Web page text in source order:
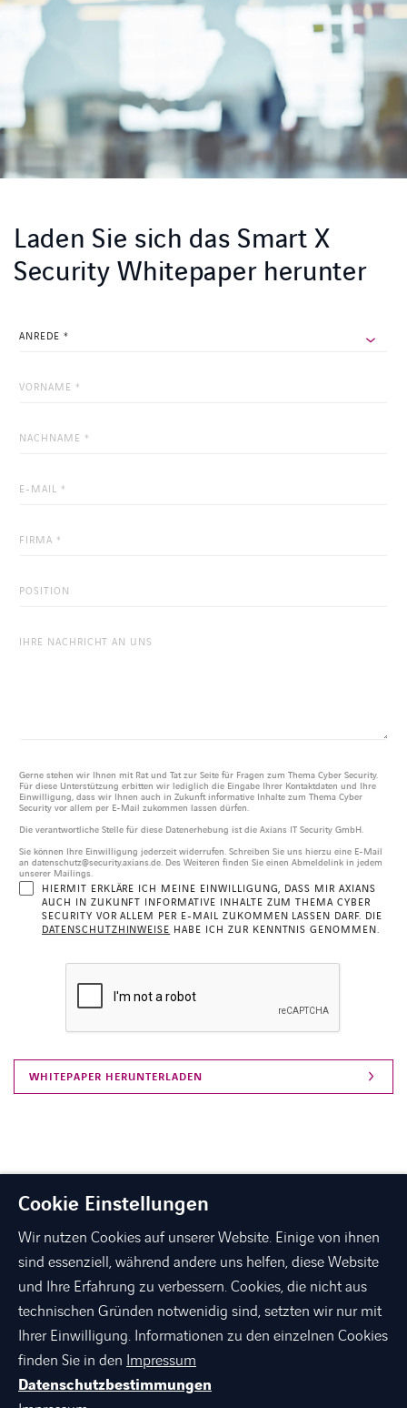
Laden Sie sich das Smart X
Security Whitepaper herunter
URL
Feld
und
sollte
Gerne stehen wir Ihnen mit Rat und Tat zur Seite für Fragen zum Thema Cyber Security.
Für diese Unterstützung erbitten wir lediglich die Eingabe Ihrer Kontaktdaten und Ihre
Einwilligung, dass wir Ihnen auch in Zukunft informative Inhalte zum Thema Cyber
Security vor allem per E-Mail zukommen lassen dürfen.
Die verantwortliche Stelle für diese Datenerhebung ist die Axians IT Security GmbH.
Sie können Ihre Einwilligung jederzeit widerrufen. Schreiben Sie uns hierzu eine E-Mail
an datenschutz@security.axians.de. Des Weiteren finden Sie einen Abmeldelink in jedem
unserer Mailings.
HIERMIT ERKLÄRE ICH MEINE EINWILLIGUNG, DASS MIR AXIANS
AUCH IN ZUKUNFT INFORMATIVE INHALTE ZUM THEMA CYBER
SECURITY VOR ALLEM PER E-MAIL ZUKOMMEN LASSEN DARF. DIE
DATENSCHUTZHINWEISE HABE ICH ZUR KENNTNIS GENOMMEN.
linkedin
xing facebookinstagramyoutube
Cookie Einstellungen
Wir nutzen Cookies auf unserer Website. Einige von ihnen
sind essenziell, während andere uns helfen, diese Website
und Ihre Erfahrung zu verbessern. Cookies, die nicht aus
technischen Gründen notwenidig sind, setzten wir nur mit
Ihrer Einwilligung. Informationen zu den einzelnen Cookies
finden Sie in den Impressum
Datenschutzbestimmungen